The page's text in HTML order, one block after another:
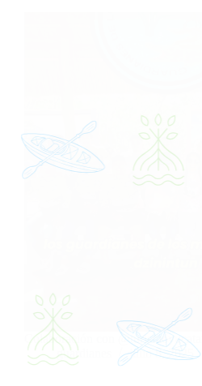
Colaboración con @turismoyucatan
guardianes
julio 8, 2025